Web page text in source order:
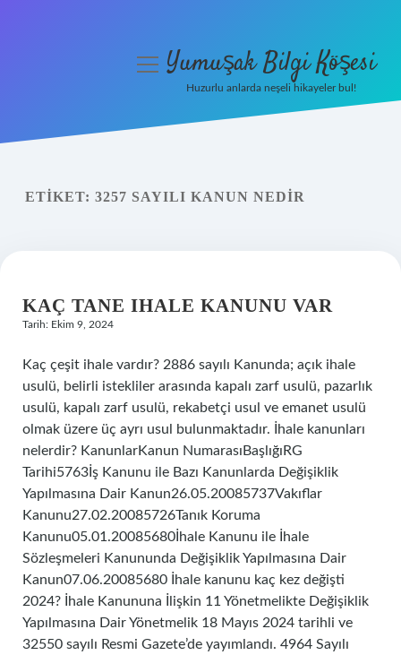
Yasal Uyarı
menüyüYumuşak Bilgi Köşesi
Huzurlu anlarda neşeli hikayeler bul!
ETIKET: 3257 SAYILI KANUN NEDIR
KAÇ TANE IHALE KANUNU VAR
Tarih: Ekim 9, 2024
Kaç çeşit ihale vardır? 2886 sayılı Kanunda; açık ihale
usulü, belirli istekliler arasında kapalı zarf usulü, pazarlık
usulü, kapalı zarf usulü, rekabetçi usul ve emanet usulü
olmak üzere üç ayrı usul bulunmaktadır. İhale kanunları
nelerdir? KanunlarKanun NumarasıBaşlığıRG
Tarihi5763İş Kanunu ile Bazı Kanunlarda Değişiklik
Yapılmasına Dair Kanun26.05.20085737Vakıflar
Kanunu27.02.20085726Tanık Koruma
Kanunu05.01.20085680İhale Kanunu ile İhale
Sözleşmeleri Kanununda Değişiklik Yapılmasına Dair
Kanun07.06.20085680 İhale kanunu kaç kez değişti
2024? İhale Kanununa İlişkin 11 Yönetmelikte Değişiklik
Yapılmasına Dair Yönetmelik 18 Mayıs 2024 tarihli ve
32550 sayılı Resmi Gazete’de yayımlandı. 4964 Sayılı